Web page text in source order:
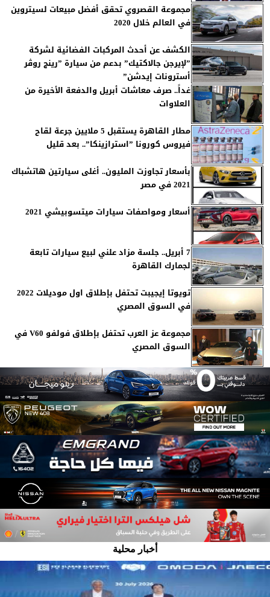
مجموعة القصروي تحقق أفضل مبيعات لسيتروين
في العالم خلال 2020
الكشف عن أحدث المركبات الفضائية لشركة
”لإيرجن جالاكتيك” بدعم من سيارة ”رينج روڤر
أسترونات إيدشن”
غداً.. صرف معاشات أبريل والدفعة الأخيرة من
العلاوات
مطار القاهرة يستقبل 5 ملايين جرعة لقاح
فيروس كورونا ”استرازينكا”.. بعد قليل
بأسعار تجاوزت المليون.. أغلى سيارتين هاتشباك
2021 في مصر
أسعار ومواصفات سيارات ميتسوبيشي 2021
7 أبريل.. جلسة مزاد علني لبيع سيارات تابعة
لجمارك القاهرة
تويوتا إيجيبت تحتفل بإطلاق اول موديلات 2022
في السوق المصري
مجموعة عز العرب تحتفل بإطلاق فولفو V60 في
السوق المصري
أخبار محلية